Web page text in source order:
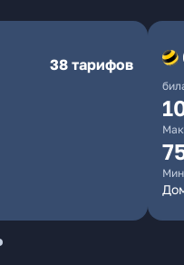
38 тарифов